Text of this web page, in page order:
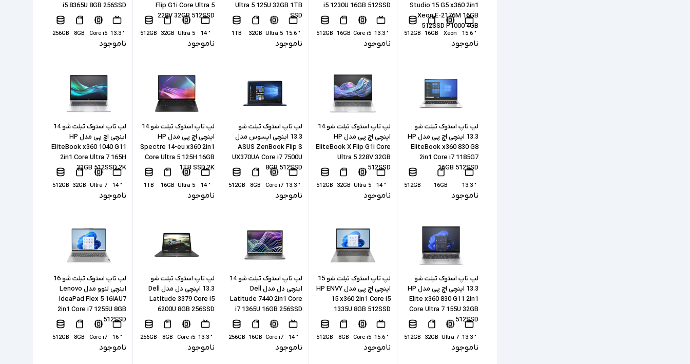
Studio 15 G5 x360 2in1
Xeon E-2176M 16GB
512SSD P1000 4GB
" 15.6
Xeon
16GB
512GB
ناموجود
i5 1230U 16GB 512SSD
" 13.3
Core i5
16GB
512GB
ناموجود
Ultra 5 125U 32GB 1TB
SSD
" 15.6
Ultra 5
32GB
1TB
ناموجود
Flip G1i Core Ultra 5
228V 32GB 512SSD
" 14
Ultra 5
32GB
512GB
ناموجود
i5 8365U 8GB 256SSD
" 13.3
Core i5
8GB
256GB
ناموجود
لپ تاپ استوک تبلت شو
13.3 اینچی اچ پی مدل HP
EliteBook x360 830 G8
2in1 Core i7 1185G7
16GB 512SSD
" 13.3
16GB
512GB
ناموجود
لپ تاپ استوک تبلت شو 14
اینچی اچ‌ پی مدل HP
EliteBook X Flip G1i Core
Ultra 5 228V 32GB
512SSD
" 14
Ultra 5
32GB
512GB
ناموجود
لپ تاپ استوک تبلت شو
13.3 اینچی ایسوس مدل
ASUS ZenBook Flip S
UX370UA Core i7 7500U
8GB 512SSD
" 13.3
Core i7
8GB
512GB
ناموجود
لپ تاپ استوک تبلت شو 14
اینچی اچ پی مدل HP
Spectre 14-eu x360 2in1
Core Ultra 5 125H 16GB
1TB SSD 2K
" 14
Ultra 5
16GB
1TB
ناموجود
لپ تاپ استوک تبلت شو 14
اینچی اچ پی مدل HP
EliteBook x360 1040 G11
2in1 Core Ultra 7 165H
32GB 512SSD 2K
" 14
Ultra 7
32GB
512GB
ناموجود
لپ تاپ استوک تبلت شو
13.3 اینچی اچ پی مدل HP
Elite x360 830 G11 2in1
Core Ultra 7 155U 32GB
512SSD
" 13.3
Ultra 7
32GB
512GB
ناموجود
لپ تاپ استوک تبلت شو 15
اینچی اچ پی مدل HP ENVY
15 x360 2in1 Core i5
1335U 8GB 512SSD
" 15.6
Core i5
8GB
512GB
ناموجود
لپ تاپ استوک تبلت شو 14
اینچی دل مدل Dell
Latitude 7440 2in1 Core
i7 1365U 16GB 256SSD
" 14
Core i7
16GB
256GB
ناموجود
لپ تاپ استوک تبلت شو
13.3 اینچی دل مدل Dell
Latitude 3379 Core i5
6200U 8GB 256SSD
" 13.3
Core i5
8GB
256GB
ناموجود
لپ تاپ استوک تبلت شو 16
اینچی لنوو مدل Lenovo
IdeaPad Flex 5 16IAU7
2in1 Core i7 1255U 8GB
512SSD
" 16
Core i7
8GB
512GB
ناموجود